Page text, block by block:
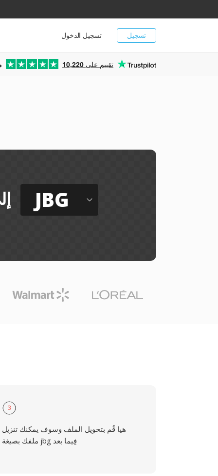
تسجيل تسجيل الدخول
10,220 تقييم على
JBG
3
هيا قُم بتحويل الملف وسوف يمكنك تنزيل
ملفك بصيغة jbg فِيما بعد